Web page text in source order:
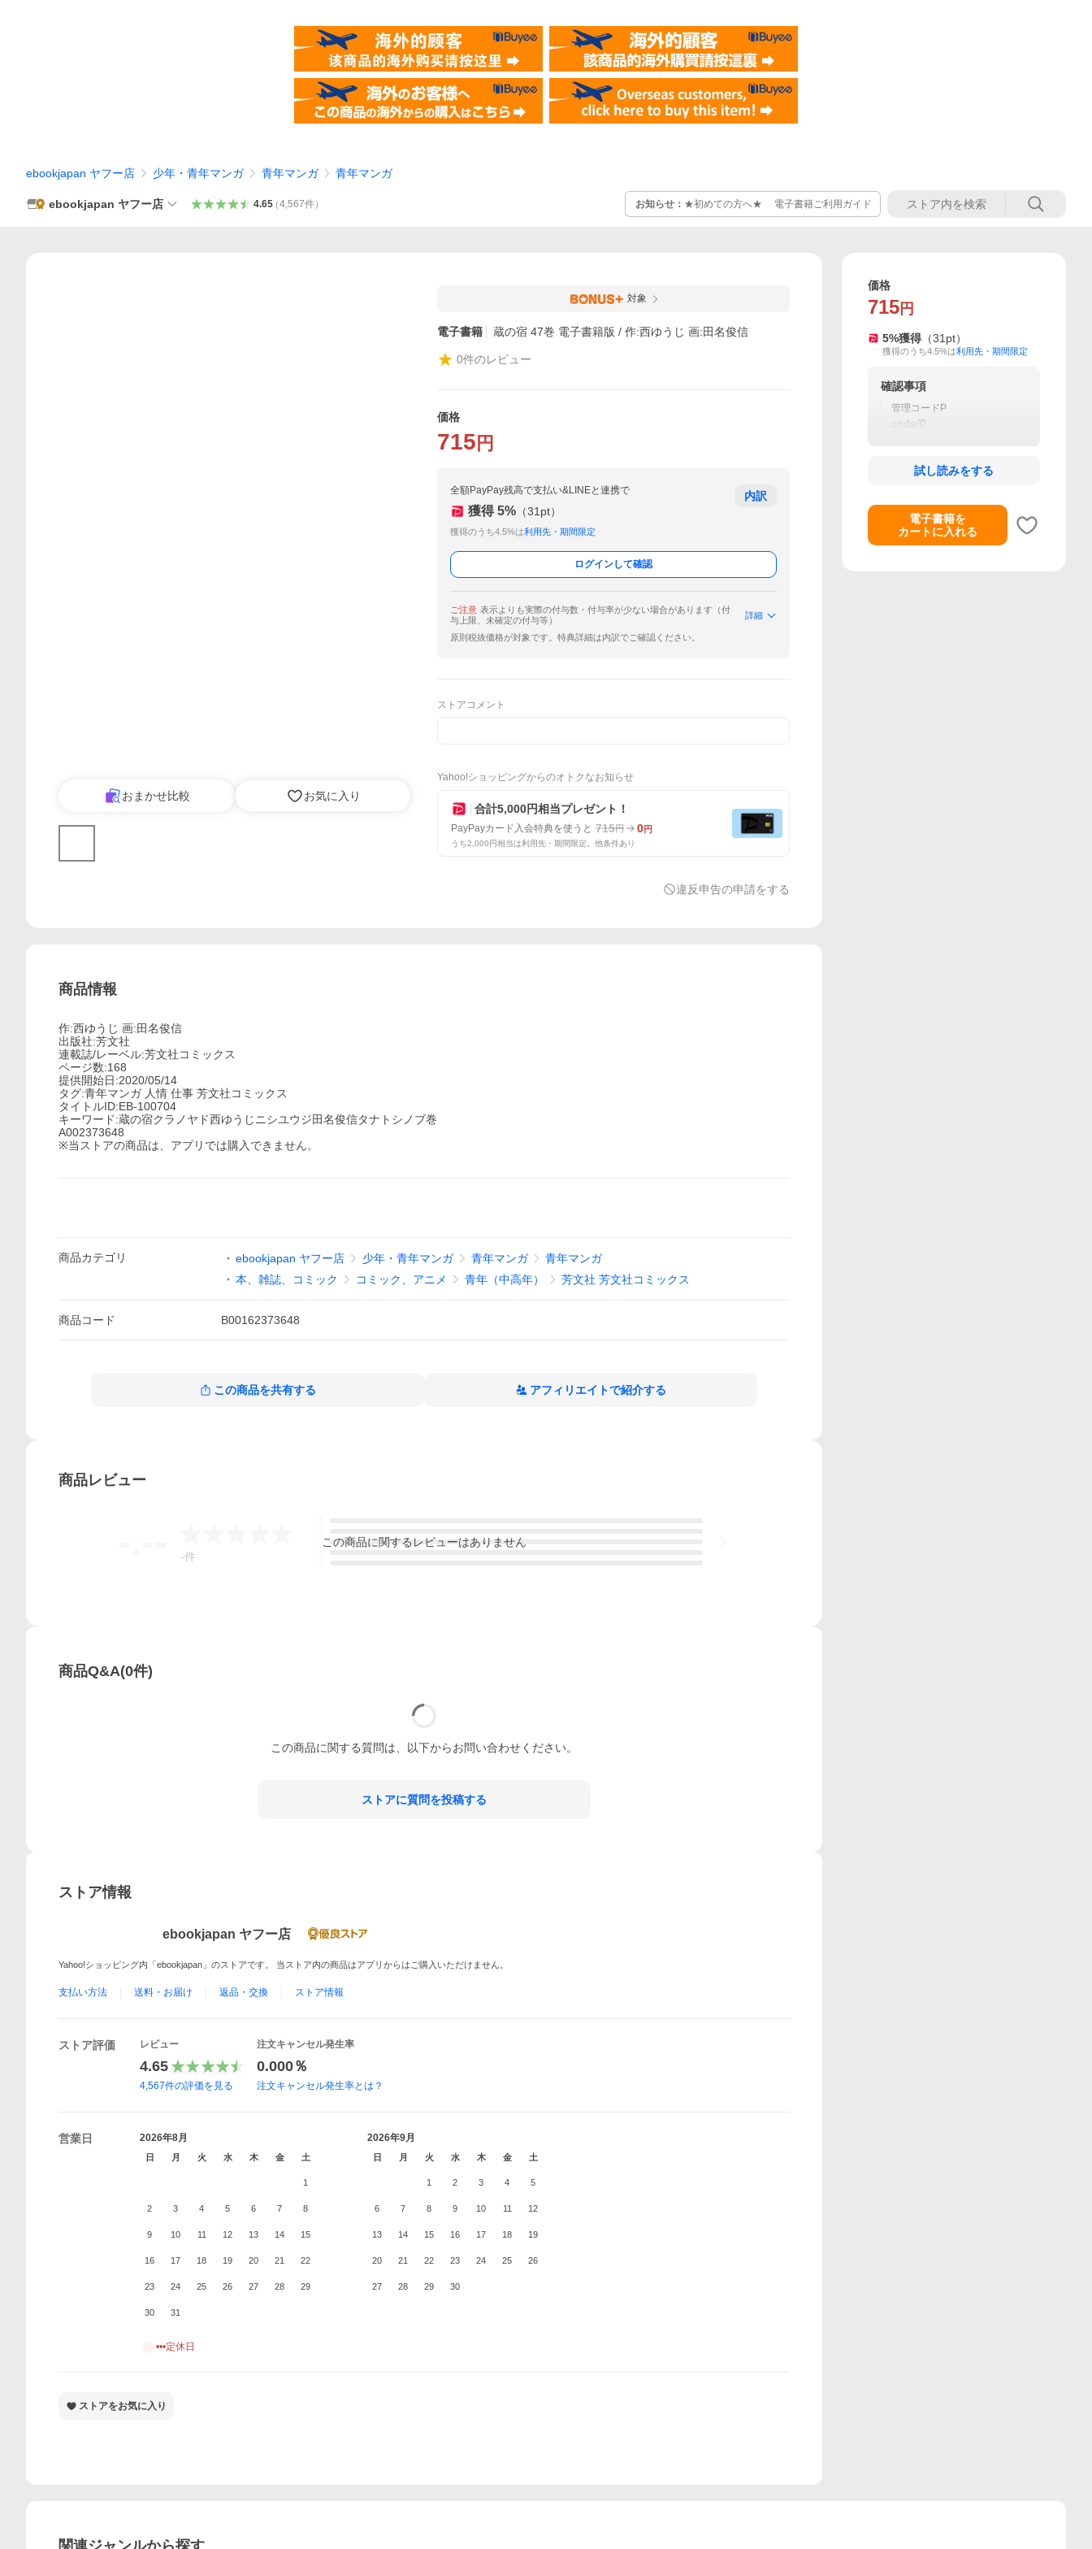
ebookjapan ヤフー店 少年・青年マンガ 青年マンガ 青年マンガ
ebookjapan ヤフー店 4.65（4,567件） お知らせ： ★初めての方へ★ 電子書籍ご利用ガイド
おまかせ比較 お気に入り
対象
電子書籍 蔵の宿 47巻 電子書籍版 / 作:西ゆうじ 画:田名俊信
0件のレビュー
価格
715 円
全額PayPay残高で支払い&LINEと連携で
獲得 5% （31 pt）
獲得のうち4.5%は利用先・期間限定
内訳
ログインして確認
ご注意 表示よりも実際の付与数・付与率が少ない場合があります（付
与上限、未確定の付与等）
詳細
原則税抜価格が対象です。特典詳細は内訳でご確認ください。
ストアコメント
Yahoo!ショッピングからのオトクなお知らせ
合計5,000円相当プレゼント！
PayPayカード入会特典を使うと 715円 0円
うち2,000円相当は利用先・期間限定。他条件あり
違反申告の申請をする
商品情報
作:西ゆうじ 画:田名俊信
出版社:芳文社
連載誌/レーベル:芳文社コミックス
ページ数:168
提供開始日:2020/05/14
タグ:青年マンガ 人情 仕事 芳文社コミックス
タイトルID:EB-100704
キーワード:蔵の宿クラノヤド西ゆうじニシユウジ田名俊信タナトシノブ巻
A002373648
※当ストアの商品は、アプリでは購入できません。
商品カテゴリ ebookjapan ヤフー店 少年・青年マンガ 青年マンガ
青年マンガ
本、雑誌、コミック
コミック、アニメ 青年（中高年） 芳文社 芳文社コミックス
商品コード B00162373648
この商品を共有する アフィリエイトで紹介する
商品レビュー
-件
この商品に関するレビューはありません
商品Q&A(0件)
この商品に関する質問は、以下からお問い合わせください。
ストアに質問を投稿する
ストア情報
ebookjapan ヤフー店
Yahoo!ショッピング内「ebookjapan」のストアです。 当ストア内の商品はアプリからはご購入いただけません。
支払い方法 送料・お届け 返品・交換 ストア情報
ストア評価 レビュー
4.65
4,567件の評価を見る
注文キャンセル発生率
0.000％
注文キャンセル発生率とは？
営業日 2026年8月
日 月 火 水 木 金 土
1
2 3 4 5 6 7 8
9 10 11 12 13 14 15
16 17 18 19 20 21 22
23 24 25 26 27 28 29
30 31
2026年9月
日 月 火 水 木 金 土
1 2 3 4 5
6 7 8 9 10 11 12
13 14 15 16 17 18 19
20 21 22 23 24 25 26
27 28 29 30
•••定休日
ストアをお気に入り
価格
715 円
5%獲得 （31 pt）
獲得のうち4.5%は利用先・期間限定
確認事項
管理コードP
code/0
試し読みをする
電子書籍を
カートに入れる
関連ジャンルから探す